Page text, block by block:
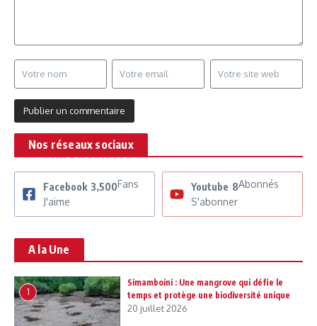
Nos réseaux sociaux
Facebook 3,500Fans
J'aime
Youtube 8Abonnés
S'abonner
A la Une
1
Simamboini : Une mangrove qui défie le
temps et protège une biodiversité unique
20 juillet 2026